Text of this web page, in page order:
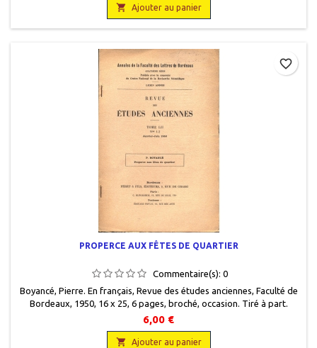
 Ajouter au panier
PROPERCE AUX FÊTES DE QUARTIER
Commentaire(s): 0
Boyancé, Pierre. En français, Revue des études anciennes, Faculté de
Bordeaux, 1950, 16 x 25, 6 pages, broché, occasion. Tiré à part.
Papier jauni.
6,00 €
 Ajouter au panier
favorite_border